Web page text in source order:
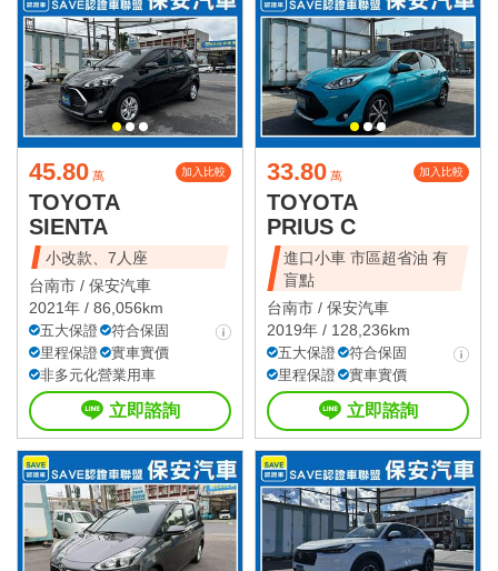
45.80 萬 加入比較
TOYOTA
SIENTA
小改款、7人座
台南市 / 保安汽車
2021年 / 86,056km
五大保證
符合保固
里程保證
實車實價
非多元化營業用車
立即諮詢
33.80 萬 加入比較
TOYOTA
PRIUS C
進口小車 市區超省油 有
盲點
台南市 / 保安汽車
2019年 / 128,236km
五大保證
符合保固
里程保證
實車實價
立即諮詢